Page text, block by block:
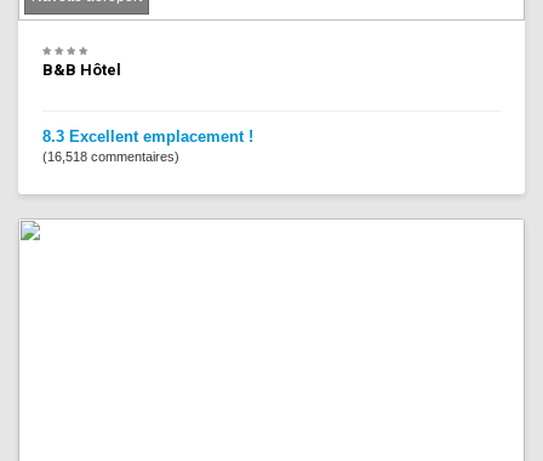
B&B Hôtel
8.3 Excellent emplacement !
(16,518 commentaires)